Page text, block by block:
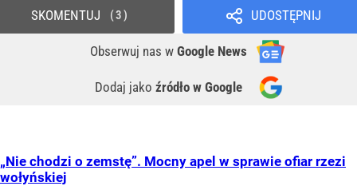
UDOSTĘPNIJ
Obserwuj nas w Google News
Dodaj jako źródło w Google
SKOMENTUJ 3
„Nie chodzi o zemstę”. Mocny apel w sprawie ofiar rzezi
wołyńskiej